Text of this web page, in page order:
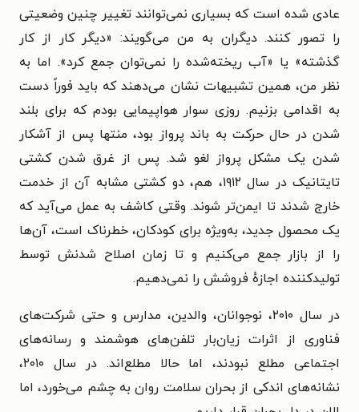
عادی شده است که بسیاری نمی‌توانند تغییر چنین وضعیتی
را تصور کنند. دیگران به من می‌گویند: «دیگر کار از کار
گذشته» یا «آب ریخته‌شده را نمی‌توان جمع کرد». اما به
نظر من، همین تشبیهات نشان می‌دهند که باید فوراً دست
به اقدامی بزنیم. روزی سوار هواپیمایی بودم که برای بلند
شدن در حال حرکت به باند پرواز بود، منتها پس از آشکار
شدن یک مشکل پرواز لغو شد. پس از غرق شدن کشتی
تایتانیک در سال ۱۹۱۲، هم، دو کشتی مشابه آن از خدمت
خارج شدند تا ایمن‌تر شوند. وقتی کاشف به عمل می‌آید که
یک محصول جدید، به‌ویژه برای کودکان، خطرناک است، آن‌ها
را از بازار جمع می‌کنیم و تا زمان اصلاح شدنش توسط
تولیدکننده اجازهٔ فروشش را نمی‌دهیم.
در سال ۲۰۱۰، نوجوانان، والدین، مدارس و حتی شرکت‌های
فناوری از اثرات زیان‌بار تلفن‌های هوشمند و رسانه‌های
اجتماعی مطلع نبودند، اما حالا مطلع‌اند. در سال ۲۰۱۰،
نشانه‌های اندکی از بحران سلامت روان به چشم می‌خورد، اما